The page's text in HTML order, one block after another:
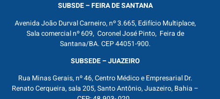
SUBSDE – FEIRA DE SANTANA
Avenida João Durval Carneiro, nº 3.665, Edifício Multiplace,
Sala comercial nº 609, Coronel José Pinto, Feira de
Santana/BA. CEP 44051-900.
SUBSEDE – JUAZEIRO
Rua Minas Gerais, nº 46, Centro Médico e Empresarial Dr.
Renato Cerqueira, sala 205, Santo Antônio, Juazeiro, Bahia –